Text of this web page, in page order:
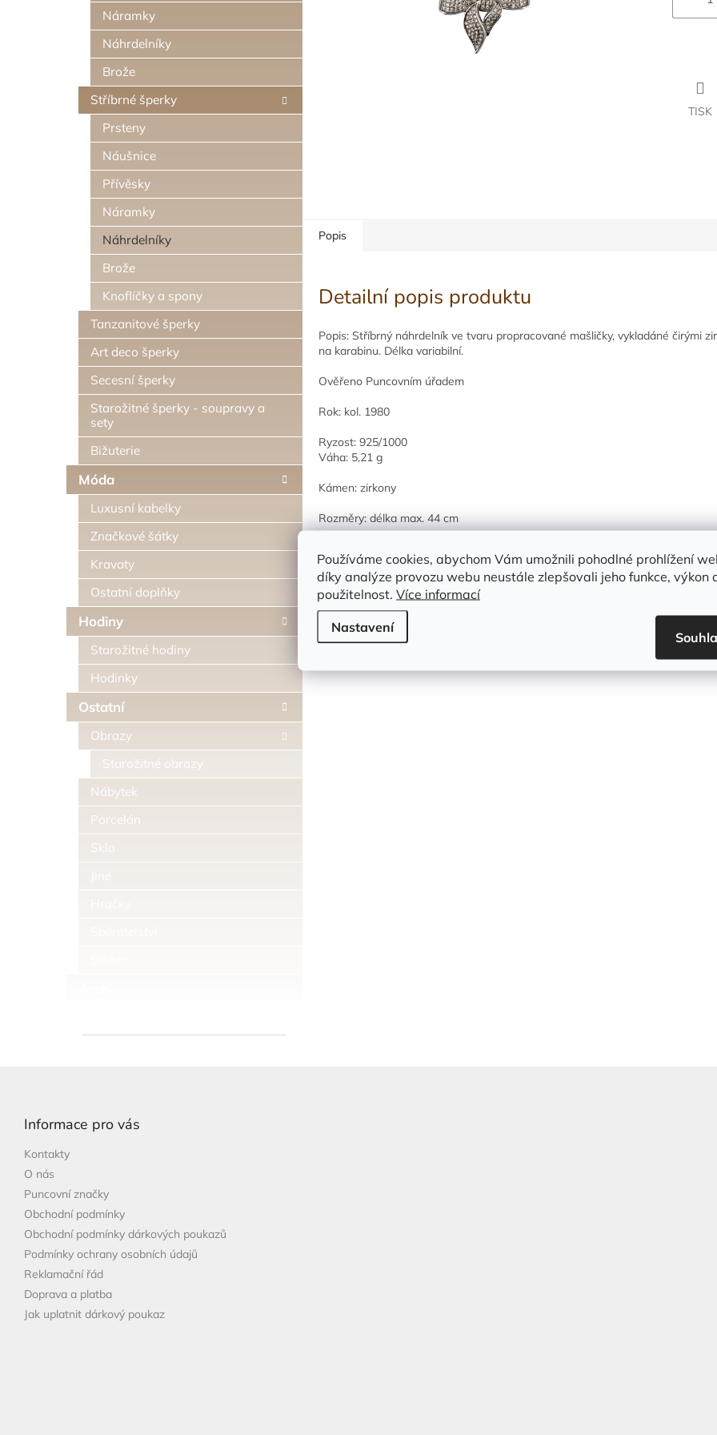
Používáme cookies, abychom Vám umožnili pohodlné prohlížení
díky analýze provozu webu neustále zlepšovali jeho funkce, výkon
použitelnost. Více informací
Nastavení
Náramky
Náhrdelníky
Brože
Stříbrné šperky
Prsteny
Náušnice
Přívěsky
Náramky
Náhrdelníky
Brože
Knoflíčky a spony
Tanzanitové šperky
Art deco šperky
Secesní šperky
Starožitné šperky - soupravy a
sety
Bižuterie
Móda
Luxusní kabelky
Značkové šátky
Kravaty
Ostatní doplňky
Hodiny
Starožitné hodiny
Hodinky
Ostatní
Obrazy
Starožitné obrazy
Nábytek
Porcelán
Sklo
TISK
Popis
Detailní popis produktu
Popis: Stříbrný náhrdelník ve tvaru propracované mašličky, vykladáné čirými
na karabinu. Délka variabilní.
Ověřeno Puncovním úřadem
Rok: kol. 1980
Ryzost: 925/1000
Váha: 5,21 g
Kámen: zirkony
Rozměry: délka max. 44 cm
V ceně navíc ZDARMA k tomuto šperku:
certifikát
malý dárek
dárkové balení
Informace pro vás
Kontakty
O nás
Puncovní značky
Obchodní podmínky
Obchodní podmínky dárkových poukazů
Podmínky ochrany osobních údajů
Reklamační řád
Doprava a platba
Jak uplatnit dárkový poukaz